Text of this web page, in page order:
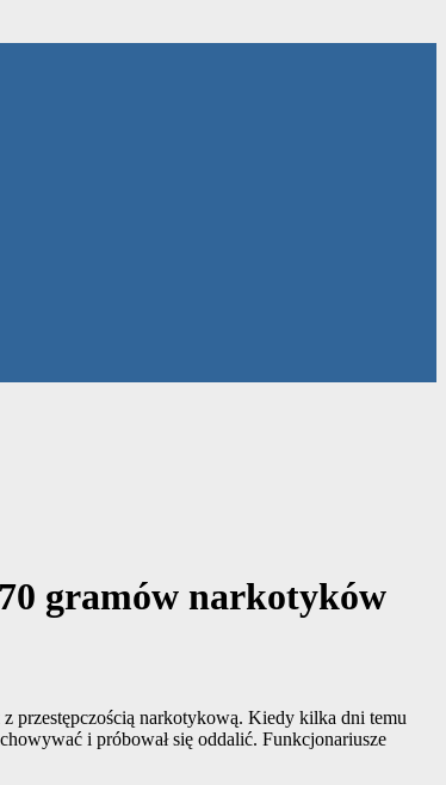
gramów narkotyków
przestępczością narkotykową. Kiedy kilka dni temu
i próbował się oddalić. Funkcjonariusze